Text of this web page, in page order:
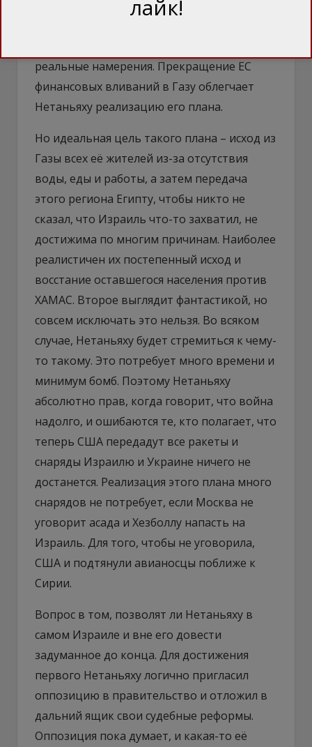
Израиля в Совбезе ООН. В отличие от угроз
реальные намерения. Прекращение ЕС
финансовых вливаний в Газу облегчает
Нетаньяху реализацию его плана.
Но идеальная цель такого плана – исход из
Газы всех её жителей из-за отсутствия
воды, еды и работы, а затем передача
этого региона Египту, чтобы никто не
сказал, что Израиль что-то захватил, не
достижима по многим причинам. Наиболее
реалистичен их постепенный исход и
восстание оставшегося населения против
ХАМАС. Второе выглядит фантастикой, но
совсем исключать это нельзя. Во всяком
случае, Нетаньяху будет стремиться к чему-
то такому. Это потребует много времени и
минимум бомб. Поэтому Нетаньяху
абсолютно прав, когда говорит, что война
надолго, и ошибаются те, кто полагает, что
теперь США передадут все ракеты и
снаряды Израилю и Украине ничего не
достанется. Реализация этого плана много
снарядов не потребует, если Москва не
уговорит асада и Хезболлу напасть на
Израиль. Для того, чтобы не уговорила,
США и подтянули авианосцы поближе к
Сирии.
Вопрос в том, позволят ли Нетаньяху в
самом Израиле и вне его довести
задуманное до конца. Для достижения
первого Нетаньяху логично пригласил
оппозицию в правительство и отложил в
дальний ящик свои судебные реформы.
Оппозиция пока думает, и какая-то её
лайк!